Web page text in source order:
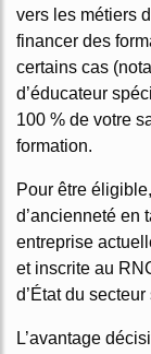
vers les métiers
financer des
certains cas
d’éducateur
100 % de votre
formation.
Pour être
d’ancienneté en
entreprise
et inscrite au
d’État du
L’avantage